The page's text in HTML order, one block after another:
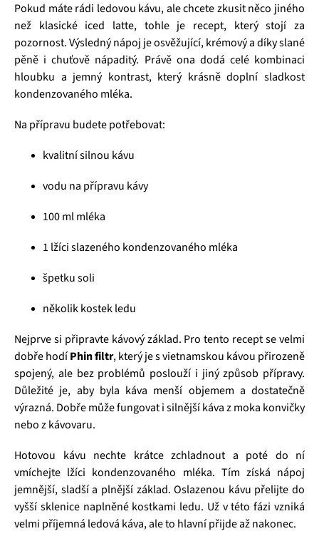
Pokud máte rádi ledovou kávu, ale chcete zkusit něco jiného
než klasické iced latte, tohle je recept, který stojí za
pozornost. Výsledný nápoj je osvěžující, krémový a díky slané
pěně i chuťově nápaditý. Právě ona dodá celé kombinaci
hloubku a jemný kontrast, který krásně doplní sladkost
kondenzovaného mléka.
Na přípravu budete potřebovat:
kvalitní silnou kávu
vodu na přípravu kávy
100 ml mléka
1 lžíci slazeného kondenzovaného mléka
špetku soli
několik kostek ledu
Nejprve si připravte kávový základ. Pro tento recept se velmi
dobře hodíPhin filtr, který je s vietnamskou kávou přirozeně
spojený, ale bez problémů poslouží i jiný způsob přípravy.
Důležité je, aby byla káva menší objemem a dostatečně
výrazná. Dobře může fungovat i silnější káva z moka konvičky
nebo z kávovaru.
Hotovou kávu nechte krátce zchladnout a poté do ní
vmíchejte lžíci kondenzovaného mléka. Tím získá nápoj
jemnější, sladší a plnější základ. Oslazenou kávu přelijte do
vyšší sklenice naplněné kostkami ledu. Už v této fázi vzniká
velmi příjemná ledová káva, ale to hlavní přijde až nakonec.